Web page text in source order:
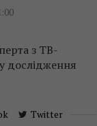
з ТВ-
дослідження
Twitter